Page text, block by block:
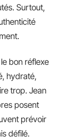
Surtout,
bon réflexe
hydraté,
trop. Jean
posent
prévoir
défilé.